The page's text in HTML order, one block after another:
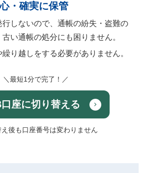
・確実に保管
行しないので、通帳の紛失・盗難の
い通帳の処分にも困りません。
り越しをする必要がありません。
＼最短1分で完了！／
座に切り替える
後も口座番号は変わりません